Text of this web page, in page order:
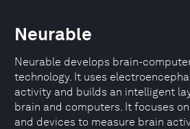
Neurable
Neurable develops brain-
technology. It uses
activity and builds an intelligent
brain and computers. It focuses
and devices to measure brain